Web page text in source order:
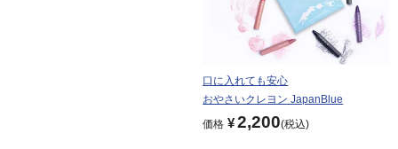
口に入れても安心
おやさいクレヨン JapanBlue
価格 ¥2,200 税込